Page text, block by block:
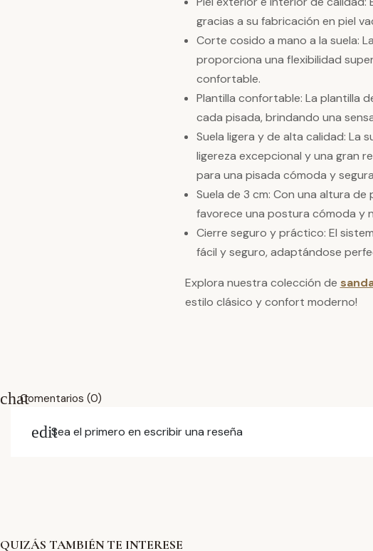
gracias a su fabricación en piel
Corte cosido a mano a la suela:
proporciona una flexibilidad
confortable.
Plantilla confortable: La plantilla
cada pisada, brindando una
Suela ligera y de alta calidad: La
ligereza excepcional y una gran
para una pisada cómoda y
Suela de 3 cm: Con una altura
favorece una postura cómoda y
Cierre seguro y práctico: El
fácil y seguro, adaptándose
Explora nuestra colección de
estilo clásico y confort moderno!
chatComentarios (0)
editSea el primero en escribir una reseña
QUIZÁS TAMBIÉN TE INTERESE